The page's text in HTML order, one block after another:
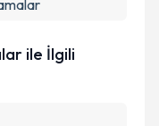
ile İlgili